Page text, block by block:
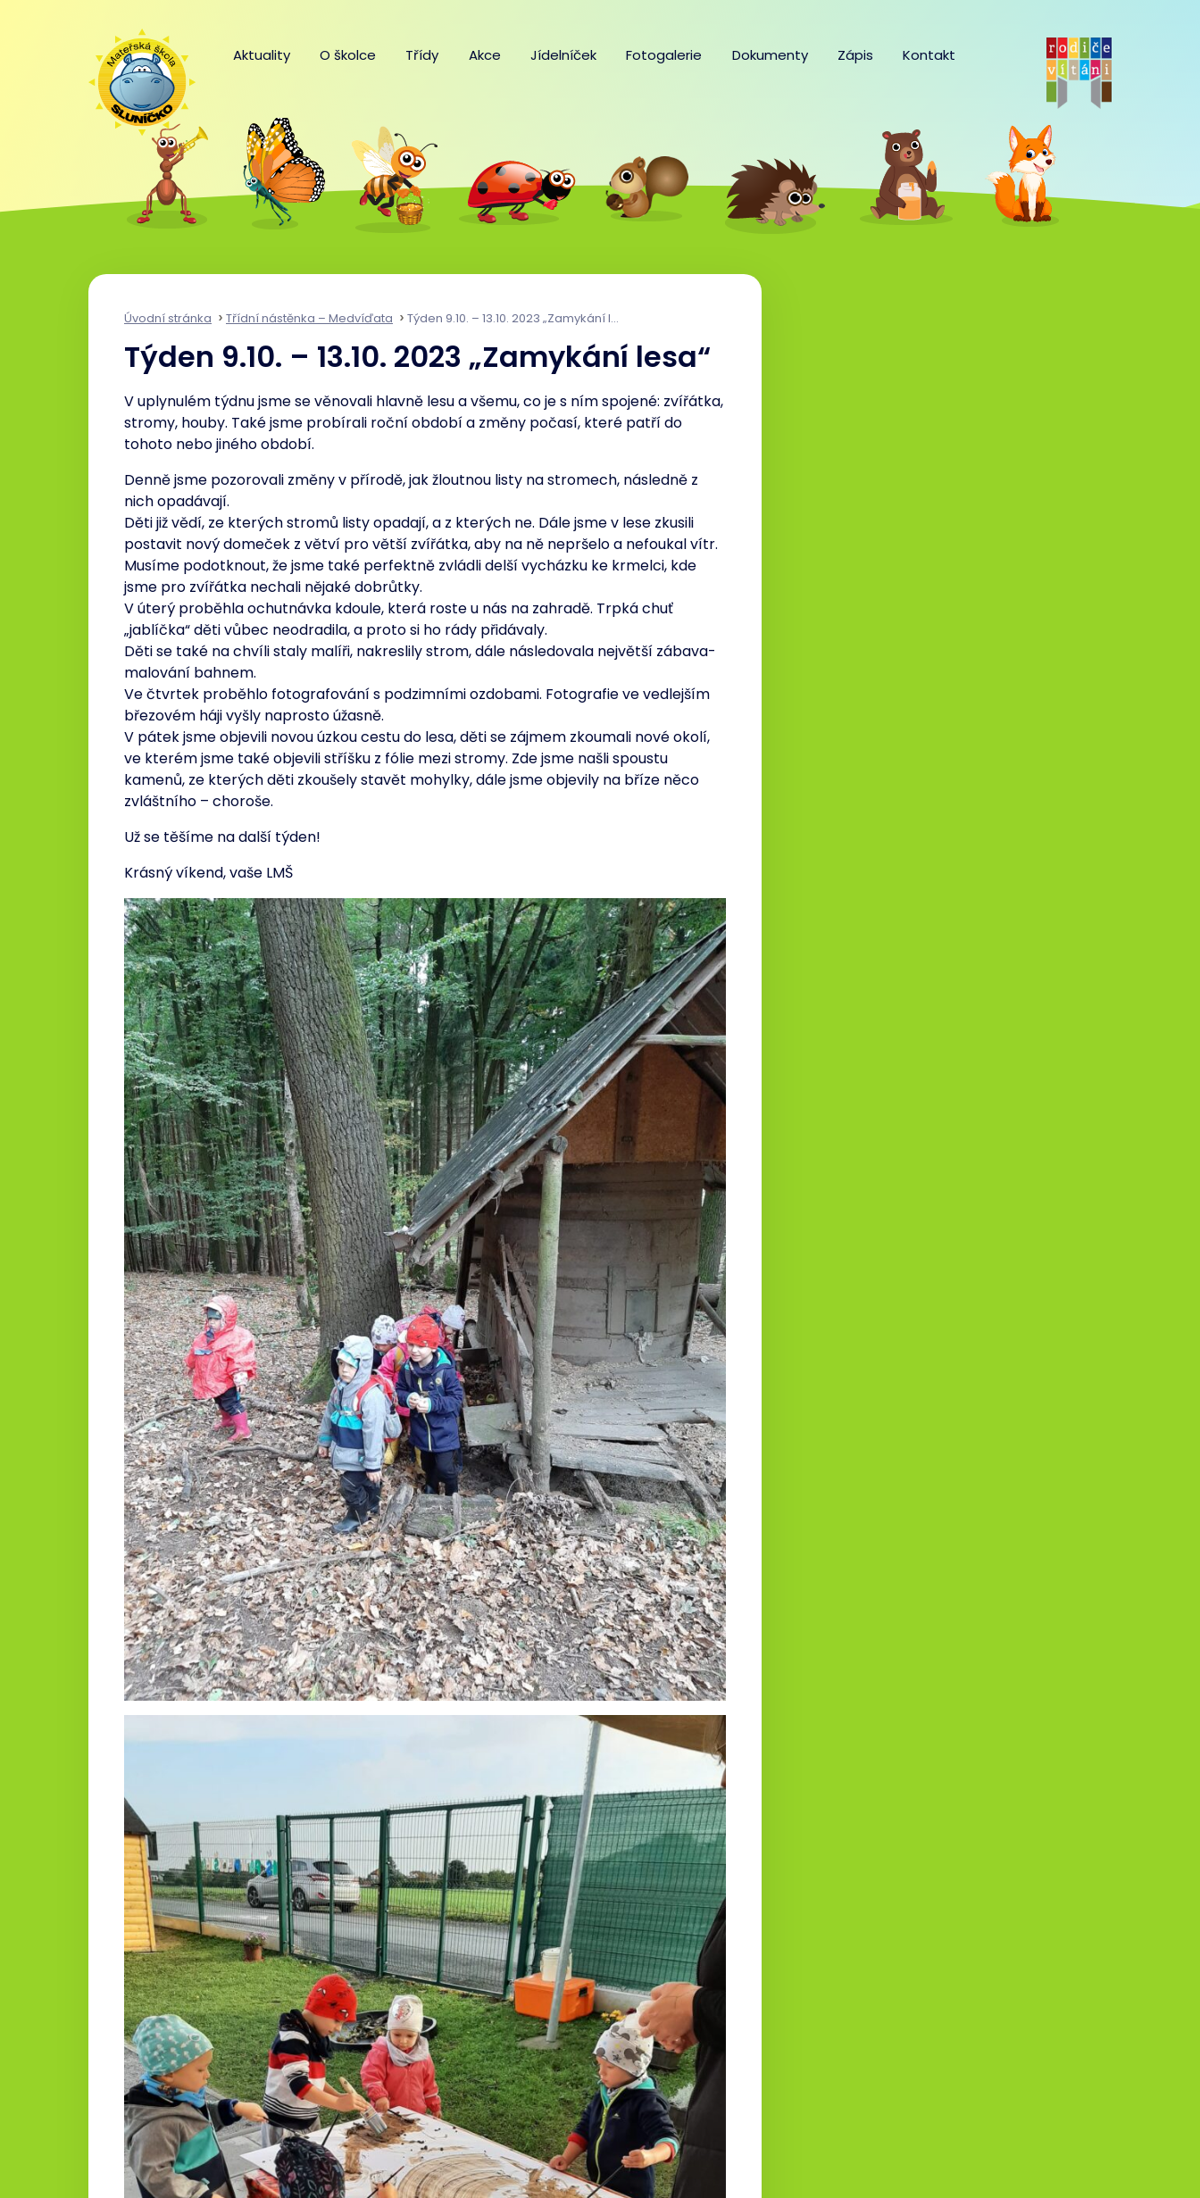
Aktuality O školce Třídy Akce Jídelníček Fotogalerie Dokumenty Zápis Kontakt
Úvodní stránka Třídní nástěnka – Medvíďata Týden 9.10. – 13.10. 2023 „Zamykání lesa“
Týden 9.10. – 13.10. 2023 „Zamykání lesa“
V uplynulém týdnu jsme se věnovali hlavně lesu a všemu, co je s ním spojené: zvířátka,
stromy, houby. Také jsme probírali roční období a změny počasí, které patří do
tohoto nebo jiného období.
Denně jsme pozorovali změny v přírodě, jak žloutnou listy na stromech, následně z
nich opadávají.
Děti již vědí, ze kterých stromů listy opadají, a z kterých ne. Dále jsme v lese zkusili
postavit nový domeček z větví pro větší zvířátka, aby na ně nepršelo a nefoukal vítr.
Musíme podotknout, že jsme také perfektně zvládli delší vycházku ke krmelci, kde
jsme pro zvířátka nechali nějaké dobrůtky.
V úterý proběhla ochutnávka kdoule, která roste u nás na zahradě. Trpká chuť
„jablíčka“ děti vůbec neodradila, a proto si ho rády přidávaly.
Děti se také na chvíli staly malíři, nakreslily strom, dále následovala největší zábava-
malování bahnem.
Ve čtvrtek proběhlo fotografování s podzimními ozdobami. Fotografie ve vedlejším
březovém háji vyšly naprosto úžasně.
V pátek jsme objevili novou úzkou cestu do lesa, děti se zájmem zkoumali nové okolí,
ve kterém jsme také objevili stříšku z fólie mezi stromy. Zde jsme našli spoustu
kamenů, ze kterých děti zkoušely stavět mohylky, dále jsme objevily na bříze něco
zvláštního – choroše.
Už se těšíme na další týden!
Krásný víkend, vaše LMŠ